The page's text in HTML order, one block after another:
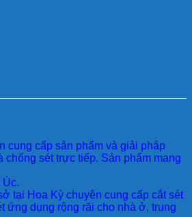
cung cấp sản phẩm và giải pháp
chống sét trực tiếp. Sản phẩm mang
Úc.
tại Hoa Kỳ chuyên cung cấp cắt sét
ứng dụng rộng rãi cho nhà ở, trung